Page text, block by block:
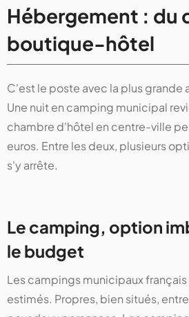
Hébergement : du
boutique-hôtel
C'est le poste avec la plus grande
Une nuit en camping municipal
chambre d'hôtel en centre-ville
euros. Entre les deux, plusieurs
s'y arrête.
Le camping, option
le budget
Les campings municipaux
estimés. Propres, bien situés,